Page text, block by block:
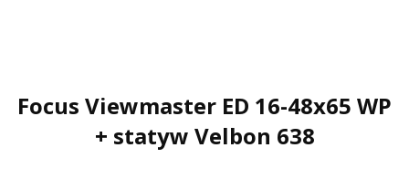
Focus Viewmaster ED 16-48x65 WP
+ statyw Velbon 638